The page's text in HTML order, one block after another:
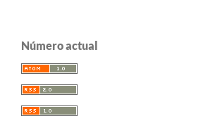
Número actual